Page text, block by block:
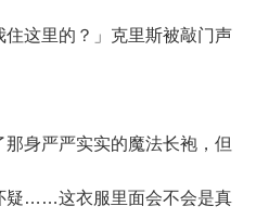
这里的？」克里斯被敲门声
身严严实实的魔法长袍，但
疑……这衣服里面会不会是真